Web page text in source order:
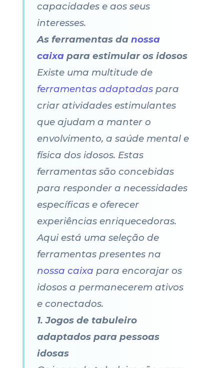
capacidades e aos seus
interesses.
As ferramentas da nossa
caixapara estimular os idosos
Existe uma multitude de
ferramentas adaptadaspara
criar atividades estimulantes
que ajudam a manter o
envolvimento, a saúde mental e
física dos idosos. Estas
ferramentas são concebidas
para responder a necessidades
específicas e oferecer
experiências enriquecedoras.
Aqui está uma seleção de
ferramentas presentes na
nossa caixa para encorajar os
idosos a permanecerem ativos
e conectados.
1. Jogos de tabuleiro
adaptados para pessoas
idosas